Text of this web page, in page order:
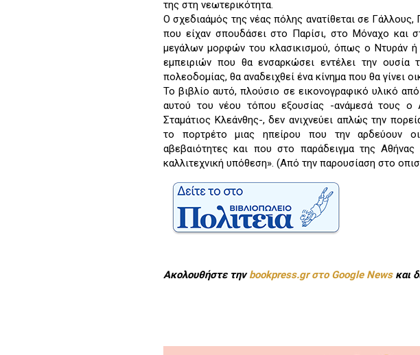
της στη νεωτερικότητα.
Ο σχεδιαάμός της νέας πόλης ανατίθεται σε Γάλλους,
που είχαν σπουδάσει στο Παρίσι, στο Μόναχο και
μεγάλων μορφών του κλασικισμού, όπως ο Ντυράν ή
εμπειριών που θα ενσαρκώσει εντέλει την
πολεοδομίας, θα αναδειχθεί ένα κίνημα που θα γίνει
Το βιβλίο αυτό, πλούσιο σε εικονογραφικό υλικό
αυτού του νέου τόπου εξουσίας -ανάμεσά τους
Σταμάτιος Κλεάνθης-, δεν ανιχνεύει απλώς την
το πορτρέτο μιας ηπείρου που την αρδεύουν οι
αβεβαιότητες και που στο παράδειγμα της Αθήνας
καλλιτεχνική υπόθεση». (Από την παρουσίαση στο
Ακολουθήστε τηνbookpress.gr στο Google Newsκαι